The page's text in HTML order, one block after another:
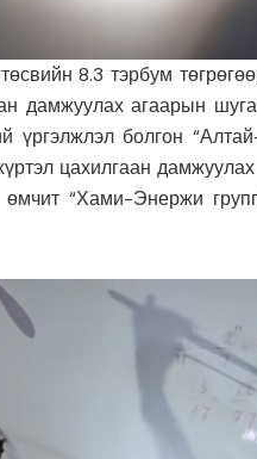
8.3 тэрбум
дамжуулах агаарын
үргэлжлэл болгон
цахилгаан
“Хами-Энержи